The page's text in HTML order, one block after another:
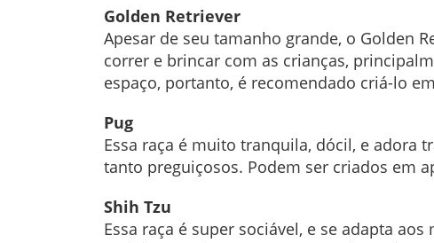
Golden Retriever
Apesar de seu tamanho grande, o Golden
correr e brincar com as crianças,
espaço, portanto, é recomendado criá-lo
Pug
Essa raça é muito tranquila, dócil, e adora
tanto preguiçosos. Podem ser criados em
Shih Tzu
Essa raça é super sociável, e se adapta